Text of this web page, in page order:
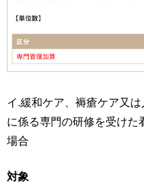
イ.緩和ケア、褥瘡ケア又
に係る専門の研修を受けた
場合
対象